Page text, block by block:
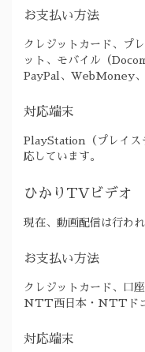
お支払い方法
クレジットカード、プ
ット、モバイル（
PayPal、WebMoney
対応端末
PlayStation（プレイ
応しています。
ひかりTVビデオ
現在、動画配信は行われ
お支払い方法
クレジットカード、口
NTT西日本・NTTドコ
対応端末